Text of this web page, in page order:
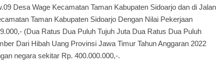
Desa Wage Kecamatan Taman Kabupaten Sidoarjo dan di Jalan
Taman Kabupaten Sidoarjo Dengan Nilai Pekerjaan
(Dua Ratus Dua Puluh Tujuh Juta Dua Ratus Dua Puluh
Dari Hibah Uang Provinsi Jawa Timur Tahun Anggaran 2022
negara sekitar Rp. 400.000.000,-.